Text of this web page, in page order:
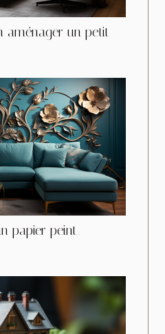
aménager un petit
papier peint